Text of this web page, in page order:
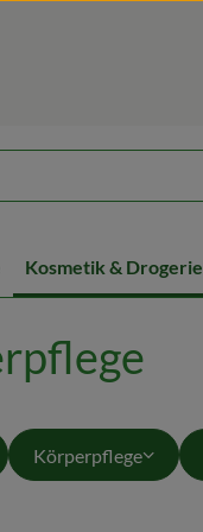
Kosmetik & Drogerie
Körperpflege